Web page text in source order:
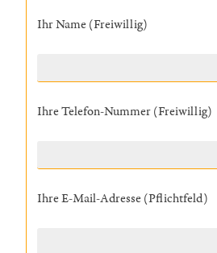
Ihr Name (Freiwillig)
Ihre Telefon-Nummer (Freiwillig)
Ihre E-Mail-Adresse (Pflichtfeld)